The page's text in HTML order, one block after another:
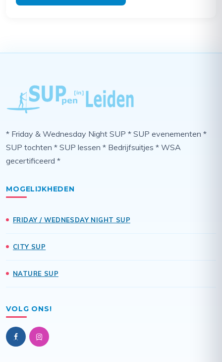
* Friday & Wednesday Night SUP * SUP evenementen *
SUP tochten * SUP lessen * Bedrijfsuitjes * WSA
gecertificeerd *
MOGELIJKHEDEN
FRIDAY / WEDNESDAY NIGHT SUP
CITY SUP
NATURE SUP
VOLG ONS!